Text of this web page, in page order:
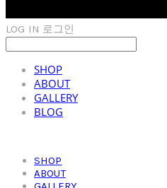
LOG IN 로그인
SHOP
ABOUT
GALLERY
BLOG
SHOP
ABOUT